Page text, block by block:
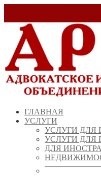
ГЛАВНАЯ
УСЛУГИ
УСЛУГИ ДЛЯ
УСЛУГИ ДЛЯ
ДЛЯ